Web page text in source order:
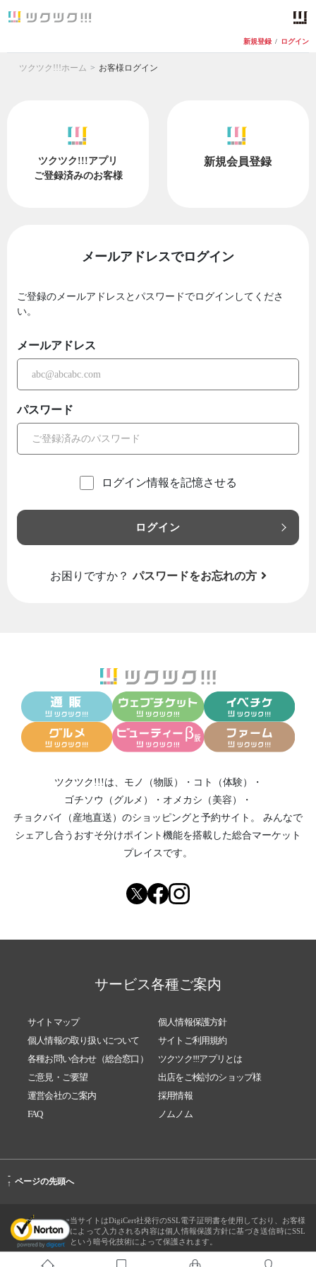
新規登録 / ログイン
ツクツク!!!ホーム お客様ログイン
ツクツク!!!アプリ
ご登録済みのお客様
新規会員登録
メールアドレスでログイン
ご登録のメールアドレスとパスワードでログインしてくださ
い。
メールアドレス
パスワード
ログイン情報を記憶させる
ログイン
お困りですか？ パスワードをお忘れの方
ツクツク!!!は、 モノ（物販） ・ コト（体験）
・
ゴチソウ（グルメ）
・ オメカシ（美容）
・
チョクバイ（産地直送） のショッピングと予約サイト。
みんなで
シェアし合う おすそ分けポイント機能を搭載した総合マーケット
プレイスです。
サービス各種ご案内
サイトマップ
個人情報保護方針
個人情報の取り扱いについて
サイトご利用規約
各種お問い合わせ（総合窓口）
ツクツク!!!アプリとは
ご意見・ご要望
出店をご検討のショップ様
運営会社のご案内
採用情報
FAQ
ノムノム
-
↑ ページの先頭へ
当サイトはDigiCert社発行のSSL電子証明書を使用しており、お客様
によって入力される内容は個人情報保護方針に基づき送信時にSSL
という暗号化技術によって保護されます。